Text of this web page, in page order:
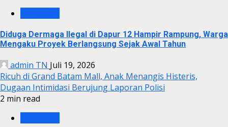
Diduga Dermaga Ilegal di Dapur 12 Hampir Rampung, Warga
Mengaku Proyek Berlangsung Sejak Awal Tahun
admin TN Juli 19, 2026
Ricuh di Grand Batam Mall, Anak Menangis Histeris,
Dugaan Intimidasi Berujung Laporan Polisi
2 min read